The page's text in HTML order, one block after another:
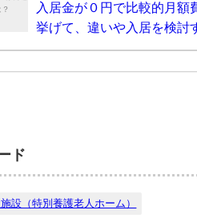
入居金が０円で比較的月額
挙げて、違いや入居を検討
ド
設（特別養護老人ホーム）